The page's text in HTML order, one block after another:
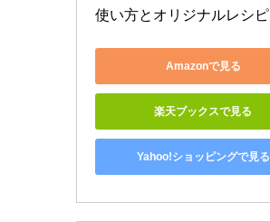
使い方とオリジナルレシピ
Amazonで見る
楽天ブックスで見る
Yahoo!ショッピングで見る